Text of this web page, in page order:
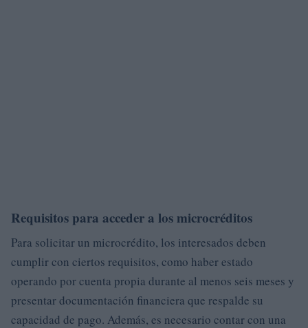
Requisitos para acceder a los microcréditos
Para solicitar un microcrédito, los interesados deben
cumplir con ciertos requisitos, como haber estado
operando por cuenta propia durante al menos seis meses y
presentar documentación financiera que respalde su
capacidad de pago. Además, es necesario contar con una